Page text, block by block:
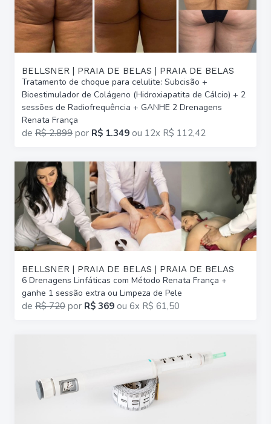
BELLSNER | PRAIA DE BELAS | PRAIA DE BELAS
Tratamento de choque para celulite: Subcisão +
Bioestimulador de Colágeno (Hidroxiapatita de Cálcio) + 2
sessões de Radiofrequência + GANHE 2 Drenagens
Renata França
de R$ 2.899 por R$ 1.349 ou 12x R$ 112,42
BELLSNER | PRAIA DE BELAS | PRAIA DE BELAS
6 Drenagens Linfáticas com Método Renata França +
ganhe 1 sessão extra ou Limpeza de Pele
de R$ 720 por R$ 369 ou 6x R$ 61,50